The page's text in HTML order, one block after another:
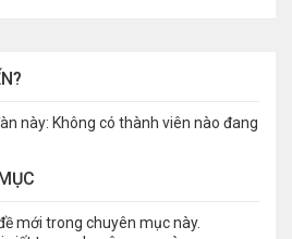
này: Không có thành viên nào đang
mới trong chuyên mục này.